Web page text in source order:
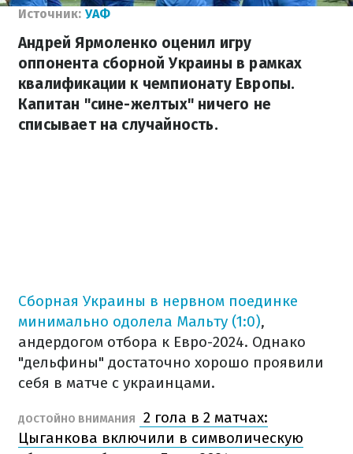
Источник: УАФ
Андрей Ярмоленко оценил игру
оппонента сборной Украины в рамках
квалификации к чемпионату Европы.
Капитан "сине-желтых" ничего не
списывает на случайность.
Сборная Украины в нервном поединке
минимально одолела Мальту (1:0),
андердогом отбора к Евро-2024. Однако
"дельфины" достаточно хорошо проявили
себя в матче с украинцами.
ДОСТОЙНО ВНИМАНИЯ
2 гола в 2 матчах:
Цыганкова включили в символическую